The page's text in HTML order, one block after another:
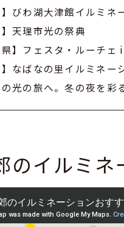
】びわ湖大津館イルミネ
】天理市光の祭典
県】フェスタ・ルーチェ
】なばなの里イルミネー
光の旅へ。冬の夜を彩
のイルミネ